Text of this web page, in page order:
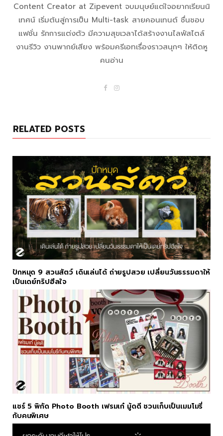
Content Creator at Zipevent จบมนุษย์แต่ใจอยากเรียนนิ
เทศน์ เริ่มต้นสู่การเป็น Multi-task สายคอนเทนต์ ชื่นชอบ
แฟชั่น รักการแต่งตัว มีความสุขเวลาได้สร้างงานไลฟ์สไตล์
งานรีวิว งานพากย์เสียง พร้อมครีเอทเรื่องราวสนุกๆ ให้ติดหู
คนอ่าน
F
I
m
RELATED POSTS
ปักหมุด 9 สวนสัตว์ เดินเล่นได้ ถ่ายรูปสวย เปลี่ยนวันธรรมดาให้
เป็นเดย์ทริปฮีลใจ
แชร์ 5 พิกัด Photo Booth เฟรมเก๋ มู้ดดี ชวนเก็บเป็นเมมโมรี่
กับคนพิเศษ